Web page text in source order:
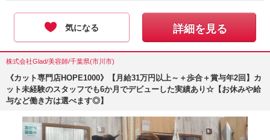
気になる 詳細を見る
株式会社Glad/美容師/千葉県(市川市)
《カット専門店HOPE1000》【月給31万円以上～＋歩合＋賞与年2回】カ
ット未経験のスタッフでも6か月でデビューした実績あり☆【お休みや給
与など働き方は選べます◎】